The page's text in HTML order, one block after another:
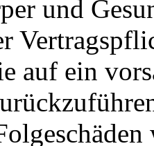
und
auf ein